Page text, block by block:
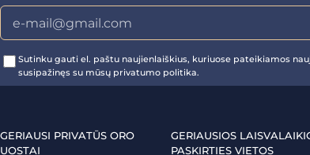
Sutinku gauti el. paštu naujienlaiškius, kuriuose pateikiamos
susipažinęs su mūsų privatumo politika.
GERIAUSI PRIVATŪS ORO
UOSTAI
GERIAUSIOS
PASKIRTIES VIETOS